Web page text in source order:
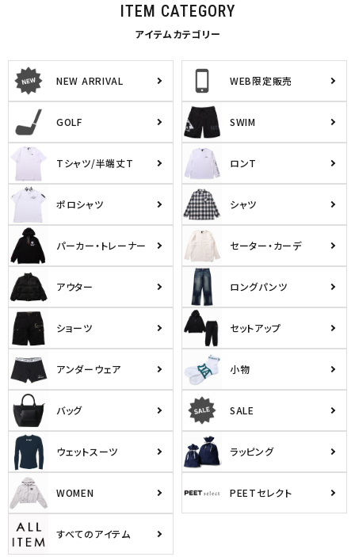
ITEM CATEGORY
アイテムカテゴリー
NEW ARRIVAL WEB限定販売
GOLF SWIM
Tシャツ/半端丈T ロンT
ポロシャツ シャツ
パーカー・トレーナー セーター・カーデ
アウター ロングパンツ
ショーツ セットアップ
アンダーウェア 小物
バッグ SALE
ウェットスーツ ラッピング
WOMEN PEETセレクト
すべてのアイテム